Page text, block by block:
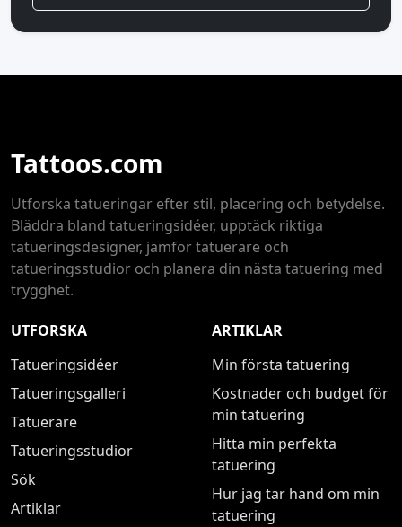
Tattoos.com
Utforska tatueringar efter stil, placering och betydelse.
Bläddra bland tatueringsidéer, upptäck riktiga
tatueringsdesigner, jämför tatuerare och
tatueringsstudior och planera din nästa tatuering med
trygghet.
UTFORSKA
Tatueringsidéer
Tatueringsgalleri
Tatuerare
Tatueringsstudior
Sök
Artiklar
ARTIKLAR
Min första tatuering
Kostnader och budget för
min tatuering
Hitta min perfekta
tatuering
Hur jag tar hand om min
tatuering